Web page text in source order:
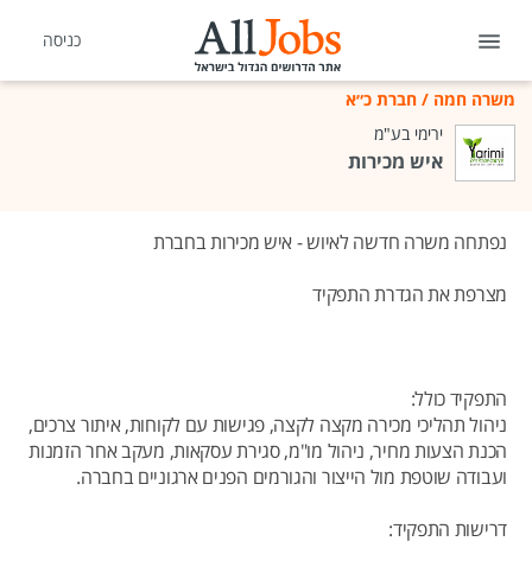
כניסה
משרה חמה / חברת כ״א
ירימי בע"מ
איש מכירות
נפתחה משרה חדשה לאיוש - איש מכירות בחברת
מצרפת את הגדרת התפקיד
התפקיד כולל:
ניהול תהליכי מכירה מקצה לקצה, פגישות עם לקוחות, איתור צרכים,
הכנת הצעות מחיר, ניהול מו"מ, סגירת עסקאות, מעקב אחר הזמנות
ועבודה שוטפת מול הייצור והגורמים הפנים ארגוניים בחברה.
דרישות התפקיד: